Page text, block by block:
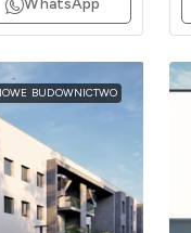
WhatsApp
BUDOWNICTWO